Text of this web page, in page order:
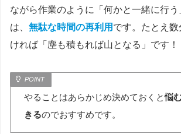
ながら作業のように「何かと一緒に行
は、 無駄な時間の再利用 です。たとえ
ければ「塵も積もれば山となる」です！
やることはあらかじめ決めておくと悩
きるのでおすすめです。